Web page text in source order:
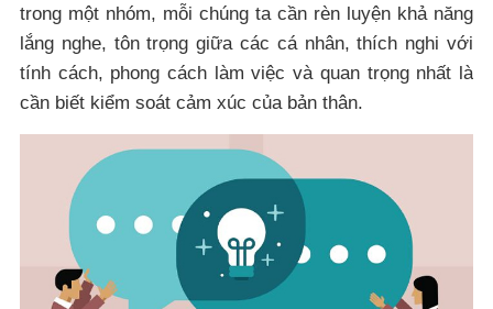
trong một nhóm, mỗi chúng ta cần rèn luyện khả năng
lắng nghe, tôn trọng giữa các cá nhân, thích nghi với
tính cách, phong cách làm việc và quan trọng nhất là
cần biết kiểm soát cảm xúc của bản thân.